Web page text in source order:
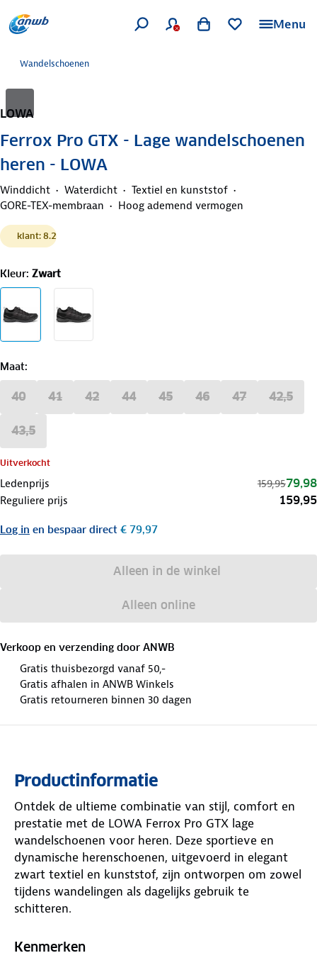
Menu
Wandelschoenen
LOWA
Ferrox Pro GTX - Lage wandelschoenen
heren - LOWA
Winddicht Waterdicht
Textiel en kunststof
GORE-TEX-membraan
Hoog ademend vermogen
klant: 8.2
Kleur: Zwart
Maat:
40 41 42 44 45 46 47 42,5
43,5
Uitverkocht
Ledenprijs 159,9579,98
Reguliere prijs 159,95
Log in en bespaar direct € 79,97
Alleen in de winkel
Alleen online
Verkoop en verzending door ANWB
Gratis thuisbezorgd vanaf 50,-
Gratis afhalen in ANWB Winkels
Gratis retourneren binnen 30 dagen
Productinformatie
Ontdek de ultieme combinatie van stijl, comfort en
prestatie met de LOWA Ferrox Pro GTX lage
wandelschoenen voor heren. Deze sportieve en
dynamische herenschoenen, uitgevoerd in elegant
zwart textiel en kunststof, zijn ontworpen om zowel
tijdens wandelingen als dagelijks gebruik te
schitteren.
Dankzij de geavanceerde technologieën biedt de
Kenmerken